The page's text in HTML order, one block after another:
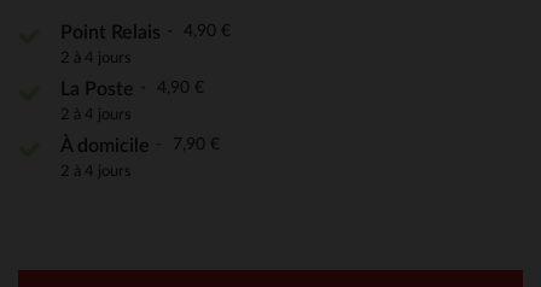
Point Relais 4,90 €
2 à 4 jours
La Poste 4,90 €
2 à 4 jours
À domicile 7,90 €
2 à 4 jours